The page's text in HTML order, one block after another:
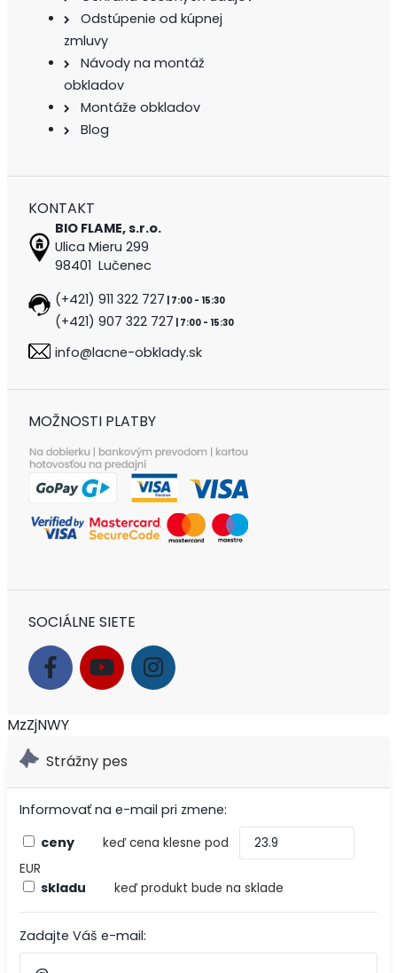
Odstúpenie od kúpnej
zmluvy
Návody na montáž
obkladov
Montáže obkladov
Blog
KONTAKT
BIO FLAME, s.r.o.
Ulica Mieru 299
98401 Lučenec
(+421) 911 322 727 | 7:00 - 15:30
(+421) 907 322 727 | 7:00 - 15:30
info@lacne-obklady.sk
MOŽNOSTI PLATBY
SOCIÁLNE SIETE
MzZjNWY
Strážny pes
Informovať na e-mail pri zmene:
ceny
keď cena klesne pod
EUR
skladu keď produkt bude na sklade
Zadajte Váš e-mail: